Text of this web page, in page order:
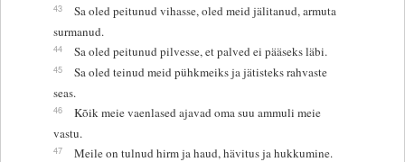
43
Sa oled peitunud vihasse, oled meid jälitanud, armuta
surmanud.
44 Sa oled peitunud pilvesse, et palved ei pääseks läbi.
45
Sa oled teinud meid pühkmeiks ja jätisteks rahvaste
seas.
46
Kõik meie vaenlased ajavad oma suu ammuli meie
vastu.
47 Meile on tulnud hirm ja haud, hävitus ja hukkumine.